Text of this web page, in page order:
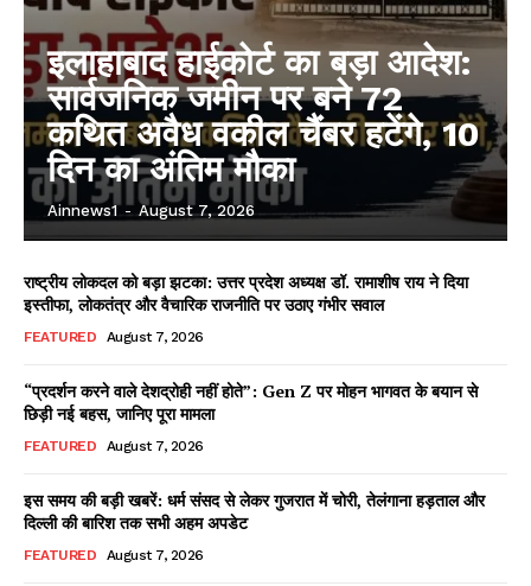
Facebook
X WhatsApp
Share
इलाहाबाद हाईकोर्ट का बड़ा आदेश:
सार्वजनिक जमीन पर बने 72
कथित अवैध वकील चैंबर हटेंगे, 10
दिन का अंतिम मौका
Ainnews1 - August 7, 2026
राष्ट्रीय लोकदल को बड़ा झटका: उत्तर प्रदेश अध्यक्ष डॉ. रामाशीष राय ने दिया
इस्तीफा, लोकतंत्र और वैचारिक राजनीति पर उठाए गंभीर सवाल
FEATURED August 7, 2026
“प्रदर्शन करने वाले देशद्रोही नहीं होते”: Gen Z पर मोहन भागवत के बयान से
छिड़ी नई बहस, जानिए पूरा मामला
FEATURED August 7, 2026
इस समय की बड़ी खबरें: धर्म संसद से लेकर गुजरात में चोरी, तेलंगाना हड़ताल और
दिल्ली की बारिश तक सभी अहम अपडेट
FEATURED August 7, 2026